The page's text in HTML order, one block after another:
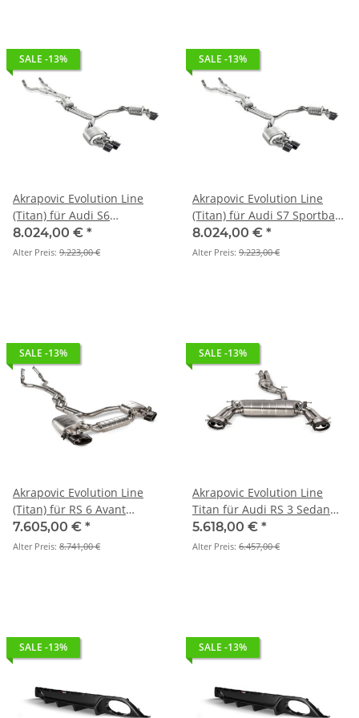
SALE -13%
Akrapovic Evolution Line
(Titan) für Audi S6
Avant/Limousine (C7) BJ
2013 > 2017 (S-AU/TI/6H)
8.024,00 € *
Alter Preis: 9.223,00 €
SALE -13%
Akrapovic Evolution Line
(Titan) für Audi S7 Sportback
(C7) BJ 2013 > 2017 (S-
AU/TI/6H)
8.024,00 € *
Alter Preis: 9.223,00 €
SALE -13%
Akrapovic Evolution Line
(Titan) für RS 6 Avant
Performance / RS 6 Avant GT
/ RS 7 Sportback
7.605,00 € *
Alter Preis: 8.741,00 €
SALE -13%
Akrapovic Evolution Line
Titan für Audi RS 3 Sedan
(8Y) 2022-2026 | Mit & ohne
OPF/GPF - S-AU/TI/28H
5.618,00 € *
Alter Preis: 6.457,00 €
SALE -13% SALE -13%